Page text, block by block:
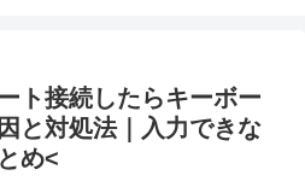
ト接続したらキーボー
と対処法｜入力できな
め<